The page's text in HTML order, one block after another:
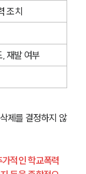
조치
재발 여부
제를 결정하지 않
적인 학교폭력